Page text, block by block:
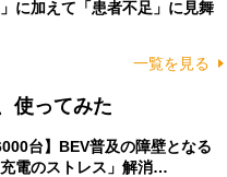
に加えて「患者不足」に見舞
一覧を見る
使ってみた
台】BEV普及の障壁となる
充電のストレス」解消…